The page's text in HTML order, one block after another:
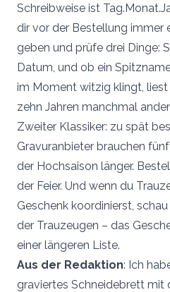
Schreibweise ist
dir vor der Bestellung immer
geben und prüfe drei Dinge:
Datum, und ob ein
im Moment witzig klingt,
zehn Jahren manchmal
Zweiter Klassiker: zu spät
Gravuranbieter brauchen
der Hochsaison länger.
der Feier. Und wenn du
Geschenk koordinierst,
der Trauzeugen – das
einer längeren Liste.
Aus der Redaktion: Ich
graviertes Schneidebrett mit